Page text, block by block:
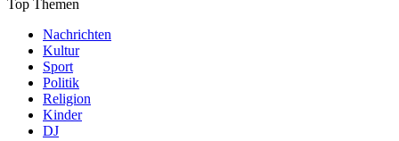
Top Themen
Nachrichten
Kultur
Sport
Politik
Religion
Kinder
DJ